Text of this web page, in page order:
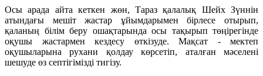
Осы арада айта кеткен жөн, Тараз қалалық Шейх Зүннін
атындағы мешіт жастар ұйымдарымен бірлесе отырып,
қаланың білім беру ошақтарында осы тақырып төңірегінде
оқушы жастармен кездесу өткізуде. Мақсат - мектеп
оқушыларына рухани қолдау көрсетіп, аталған мәселені
шешуде өз септігімізді тигізу.